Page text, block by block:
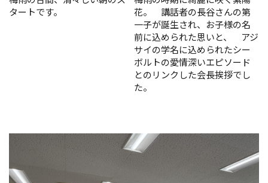
タートです。
花。 講話者の長谷さんの第
一子が誕生され、お子様の名
前に込められた思いと、 アジ
サイの学名に込められたシー
ボルトの愛情深いエピソード
とのリンクした会長挨拶でし
た。